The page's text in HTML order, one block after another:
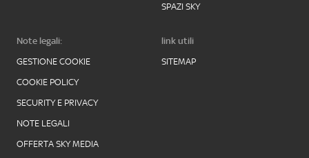
SPAZI SKY
Note legali:
GESTIONE COOKIE
COOKIE POLICY
SECURITY E PRIVACY
NOTE LEGALI
OFFERTA SKY MEDIA
link utili
SITEMAP